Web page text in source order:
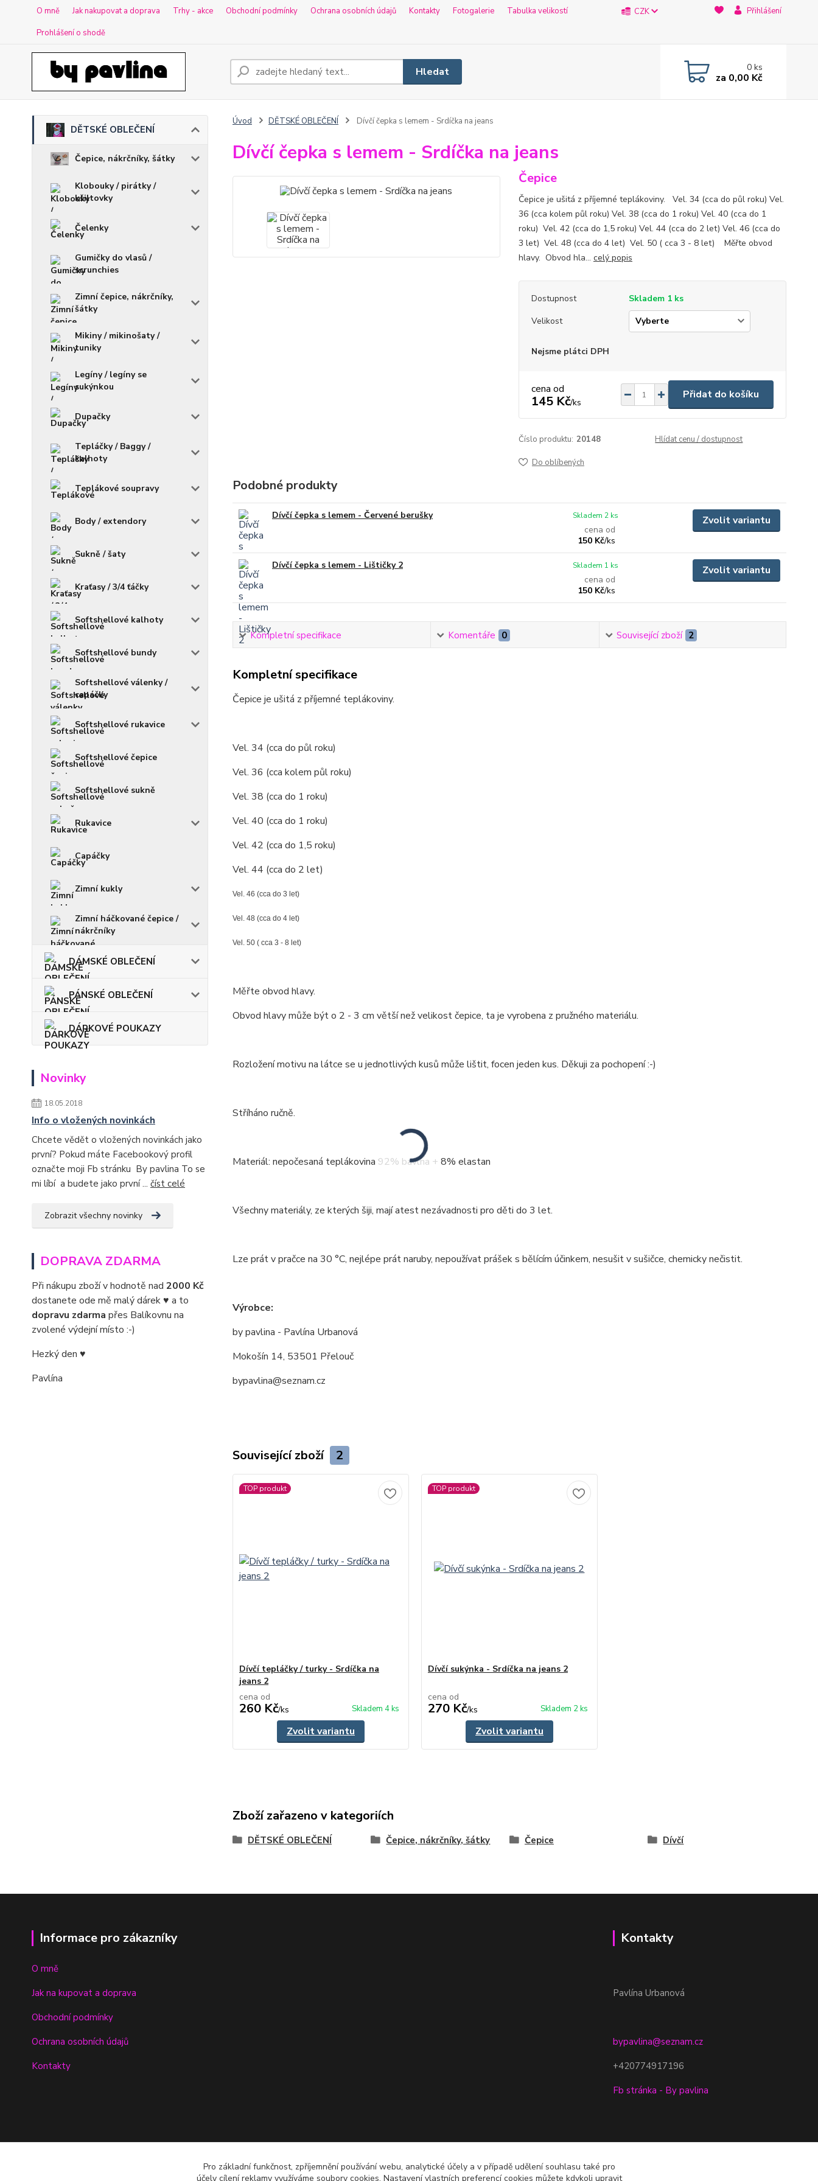
O mně Jak nakupovat a doprava Trhy - akce Obchodní podmínky Ochrana osobních údajů Kontakty Fotogalerie
Tabulka velikostí
Prohlášení o shodě
CZK Přihlášení
Hledat 0ks
za 0,00 Kč
DĚTSKÉ OBLEČENÍ
Čepice, nákrčníky, šátky
Klobouky / pirátky /
kšiltovky
Čelenky
Gumičky do vlasů /
scrunchies
Zimní čepice, nákrčníky,
šátky
Mikiny / mikinošaty /
tuniky
Legíny / legíny se
sukýnkou
Dupačky
Tepláčky / Baggy /
kalhoty
Teplákové soupravy
Body / extendory
Sukně / šaty
Kraťasy / 3/4 ťáčky
Softshellové kalhoty
Softshellové bundy
Softshellové válenky /
capáčky
Softshellové rukavice
Softshellové čepice
Softshellové sukně
Rukavice
Capáčky
Zimní kukly
Zimní háčkované čepice /
nákrčníky
DÁMSKÉ OBLEČENÍ
PÁNSKÉ OBLEČENÍ
DÁRKOVÉ POUKAZY
Novinky
18.05.2018
Info o vložených novinkách
Chcete vědět o vložených novinkách jako
první? Pokud máte Facebookový profil
označte moji Fb stránku By pavlina To se
mi líbí a budete jako první ... číst celé
Zobrazit všechny novinky
DOPRAVA ZDARMA
Při nákupu zboží v hodnotě nad 2000 Kč
dostanete ode mě malý dárek ♥ a to
dopravu zdarma přes Balíkovnu na
zvolené výdejní místo :-)
Hezký den ♥
Pavlína
Úvod DĚTSKÉ OBLEČENÍ Dívčí čepka s lemem - Srdíčka na jeans
Dívčí čepka s lemem - Srdíčka na jeans
Čepice
Čepice je ušitá z příjemné teplákoviny. Vel. 34 (cca do půl roku) Vel.
36 (cca kolem půl roku) Vel. 38 (cca do 1 roku) Vel. 40 (cca do 1
roku) Vel. 42 (cca do 1,5 roku) Vel. 44 (cca do 2 let) Vel. 46 (cca do
3 let) Vel. 48 (cca do 4 let) Vel. 50 ( cca 3 - 8 let) Měřte obvod
hlavy. Obvod hla... celý popis
Dostupnost
Skladem 1 ks
Velikost
Nejsme plátci DPH
cena od
145 Kč/ks
Přidat do košíku
Číslo produktu: 20148 Hlídat cenu / dostupnost
Do oblíbených
Podobné produkty
Dívčí čepka s lemem - Červené berušky
cena od
150 Kč/ks
Skladem 2 ks Zvolit variantu
Dívčí čepka s lemem - Lištičky 2
cena od
150 Kč/ks
Skladem 1 ks Zvolit variantu
Kompletní specifikace Komentáře 0 Související zboží 2
Kompletní specifikace
Čepice je ušitá z příjemné teplákoviny.
Vel. 34 (cca do půl roku)
Vel. 36 (cca kolem půl roku)
Vel. 38 (cca do 1 roku)
Vel. 40 (cca do 1 roku)
Vel. 42 (cca do 1,5 roku)
Vel. 44 (cca do 2 let)
Vel. 46 (cca do 3 let)
Vel. 48 (cca do 4 let)
Vel. 50 ( cca 3 - 8 let)
Měřte obvod hlavy.
Obvod hlavy může být o 2 - 3 cm větší než velikost čepice, ta je vyrobena z pružného materiálu.
Rozložení motivu na látce se u jednotlivých kusů může lištit, focen jeden kus. Děkuji za pochopení :-)
Stříháno ručně.
Materiál: nepočesaná teplákovina 92% bavlna + 8% elastan
Všechny materiály, ze kterých šiji, mají atest nezávadnosti pro děti do 3 let.
Lze prát v pračce na 30 °C, nejlépe prát naruby, nepoužívat prášek s bělícím účinkem, nesušit v sušičce, chemicky nečistit.
Výrobce:
by pavlina - Pavlína Urbanová
Mokošín 14, 53501 Přelouč
bypavlina@seznam.cz
Související zboží 2
TOP produkt
Dívčí tepláčky / turky - Srdíčka na
jeans 2
cena od
260 Kč/ks Skladem 4 ks
Zvolit variantu
TOP produkt
Dívčí sukýnka - Srdíčka na jeans 2
cena od
270 Kč/ks Skladem 2 ks
Zvolit variantu
Zboží zařazeno v kategoriích
DĚTSKÉ OBLEČENÍ Čepice, nákrčníky, šátky Čepice Dívčí
Informace pro zákazníky
O mně
Jak na kupovat a doprava
Obchodní podmínky
Ochrana osobních údajů
Kontakty
Kontakty
Pavlína Urbanová
bypavlina@seznam.cz
+420774917196
Fb stránka - By pavlina
Pro základní funkčnost, zpříjemnění používání webu, analytické účely a v případě udělení souhlasu také pro
účely cílení reklamy využíváme soubory cookies. Nastavení vlastních preferencí cookies můžete kdykoli upravit